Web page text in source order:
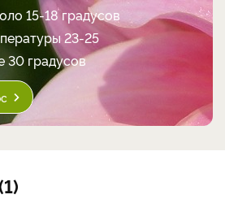
15-18 градусов
23-25
30 градусов